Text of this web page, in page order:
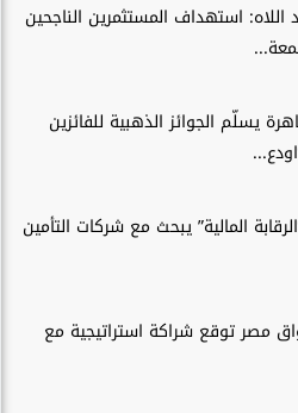
اللاه: استهداف المستثمرين الناجحين
يسلّم الجوائز الذهبية للفائزين
المالية” يبحث مع شركات التأمين
مصر توقع شراكة استراتيجية مع